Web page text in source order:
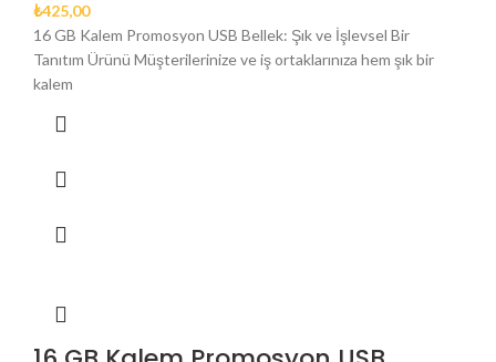
₺425,00
16 GB Kalem Promosyon USB Bellek: Şık ve İşlevsel Bir
Tanıtım Ürünü Müşterilerinize ve iş ortaklarınıza hem şık bir
kalem